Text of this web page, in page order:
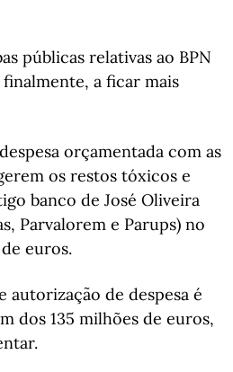
públicas relativas ao BPN
a ficar mais
orçamentada com as
os restos tóxicos e
banco de José Oliveira
Parvalorem e Parups) no
euros.
autorização de despesa é
dos 135 milhões de euros,